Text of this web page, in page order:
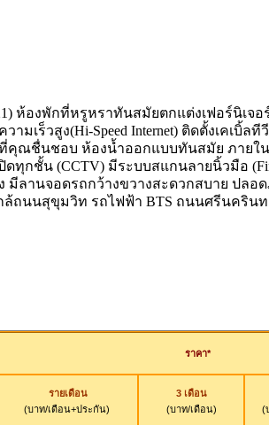
ห้องพักที่หรูหราทันสมัยตกแต่งเฟอร์นิเ
มเร็วสูง(Hi-Speed Internet) ติดตั้งเคเ
คุณชื่นชอบ ห้องน้ำออกแบบทันสมัย ภายใ
กชั้น (CCTV) มีระบบสแกนลายนิ้วมือ
ลานจอดรถกว้างขวางสะดวกสบาย ปลอด
ถนนสุขุมวิท รถไฟฟ้า BTS ถนนศรีนคริน
ราคา*
รายเดือน
(บาท/เดือน+ประกัน)
3 เดือน
(บาท/เดือน)
(